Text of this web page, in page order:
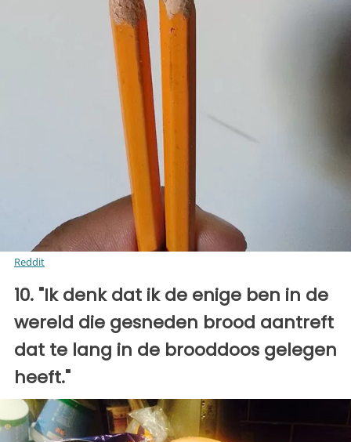
Reddit
10. "Ik denk dat ik de enige ben in de
wereld die gesneden brood aantreft
dat te lang in de brooddoos gelegen
heeft."